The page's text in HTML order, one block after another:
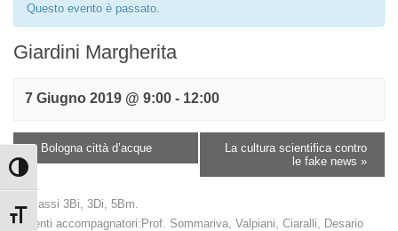
Attiva/disattiva alto contrasto
Attiva/disattiva dimensione testo
Questo evento è passato.
Giardini Margherita
7 Giugno 2019 @ 9:00 - 12:00
« Bologna città d’acque
La cultura scientifica contro
le fake news »
Le classi 3Bi, 3Di, 5Bm.
Docenti accompagnatori:Prof. Sommariva, Valpiani, Ciaralli, Desario